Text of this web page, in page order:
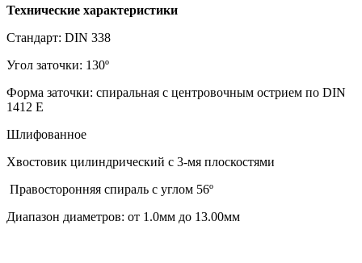
Технические характеристики
Стандарт: DIN 338
Угол заточки: 130º
Форма заточки: спиральная с центровочным острием по DIN
1412 E
Шлифованное
Хвостовик цилиндрический c 3-мя плоскостями
Правосторонняя спираль с углом 56º
Диапазон диаметров: от 1.0мм до 13.00мм